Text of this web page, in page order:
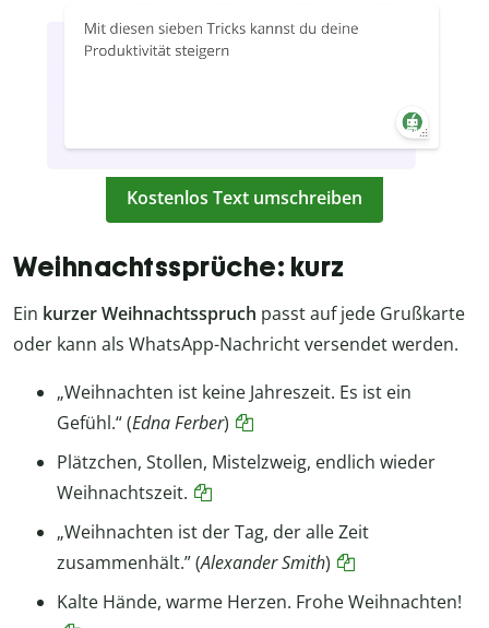
Kostenlos Text umschreiben
Weihnachtssprüche: kurz
Ein kurzer Weihnachtsspruch passt auf jede Grußkarte
oder kann als WhatsApp-Nachricht versendet werden.
„Weihnachten ist keine Jahreszeit. Es ist ein
Gefühl.“ (Edna Ferber)
Plätzchen, Stollen, Mistelzweig, endlich wieder
Weihnachtszeit.
„Weihnachten ist der Tag, der alle Zeit
zusammenhält.” (Alexander Smith)
Kalte Hände, warme Herzen. Frohe Weihnachten!